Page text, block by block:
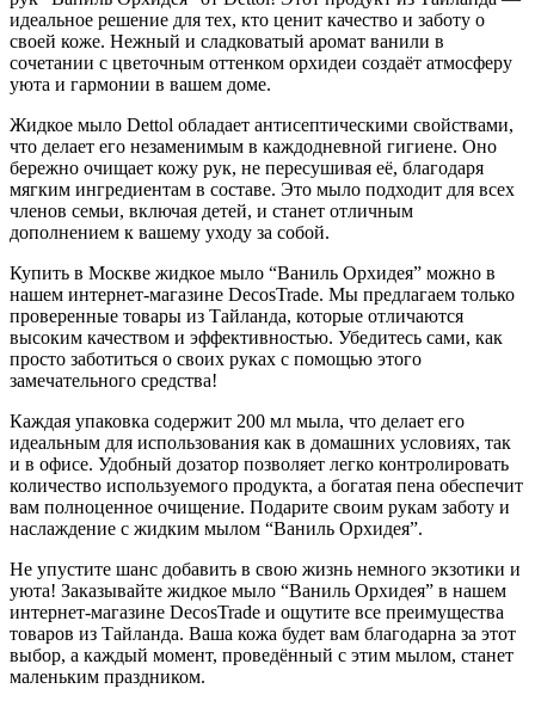
идеальное решение для тех, кто ценит качество и заботу о
своей коже. Нежный и сладковатый аромат ванили в
сочетании с цветочным оттенком орхидеи создаёт атмосферу
уюта и гармонии в вашем доме.
Жидкое мыло Dettol обладает антисептическими свойствами,
что делает его незаменимым в каждодневной гигиене. Оно
бережно очищает кожу рук, не пересушивая её, благодаря
мягким ингредиентам в составе. Это мыло подходит для всех
членов семьи, включая детей, и станет отличным
дополнением к вашему уходу за собой.
Купить в Москве жидкое мыло “Ваниль Орхидея” можно в
нашем интернет-магазине DecosTrade. Мы предлагаем только
проверенные товары из Тайланда, которые отличаются
высоким качеством и эффективностью. Убедитесь сами, как
просто заботиться о своих руках с помощью этого
замечательного средства!
Каждая упаковка содержит 200 мл мыла, что делает его
идеальным для использования как в домашних условиях, так
и в офисе. Удобный дозатор позволяет легко контролировать
количество используемого продукта, а богатая пена обеспечит
вам полноценное очищение. Подарите своим рукам заботу и
наслаждение с жидким мылом “Ваниль Орхидея”.
Не упустите шанс добавить в свою жизнь немного экзотики и
уюта! Заказывайте жидкое мыло “Ваниль Орхидея” в нашем
интернет-магазине DecosTrade и ощутите все преимущества
товаров из Тайланда. Ваша кожа будет вам благодарна за этот
выбор, а каждый момент, проведённый с этим мылом, станет
маленьким праздником.